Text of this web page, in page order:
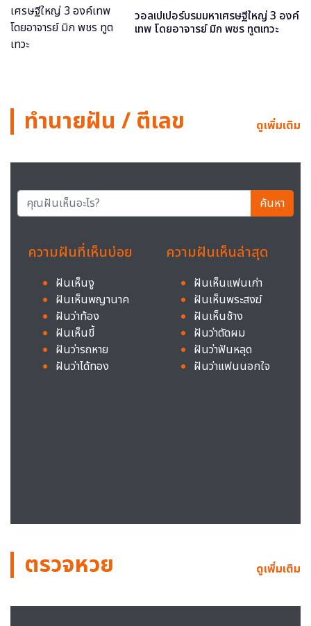
วอลเปเปอร์บรมมหาเศรษฐีใหญ่ 3 องค์
เทพ โดยอาจารย์ มิก พชร ทูตเทวะ
ทำนายฝัน / ตีเลข ดูเพิ่มเติม
ค้นหา
ความฝันที่เห็นบ่อย
ฝันเห็นงู
ฝันเห็นพญานาค
ฝันว่าท้อง
ฝันเห็นขี้
ฝันว่ารถหาย
ฝันว่าได้ทอง
ความฝันเห็นล่าสุด
ฝันเห็นแฟนเก่า
ฝันเห็นพระสงฆ์
ฝันเห็นช้าง
ฝันว่าตัดผม
ฝันว่าฟันหลุด
ฝันว่าแฟนนอกใจ
ตรวจหวย ดูเพิ่มเติม